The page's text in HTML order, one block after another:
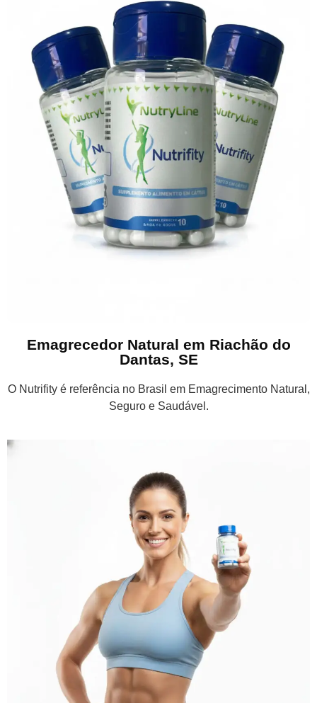
Emagrecedor Natural em Riachão do
Dantas, SE
O Nutrifity é referência no Brasil em Emagrecimento Natural,
Seguro e Saudável.